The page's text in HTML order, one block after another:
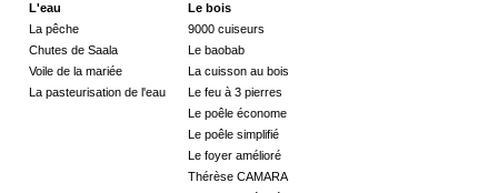
L'eau
La pêche
Chutes de Saala
Voile de la mariée
La pasteurisation de l'eau
Le bois
9000 cuiseurs
Le baobab
La cuisson au bois
Le feu à 3 pierres
Le poêle économe
Le poêle simplifié
Le foyer amélioré
Thérèse CAMARA